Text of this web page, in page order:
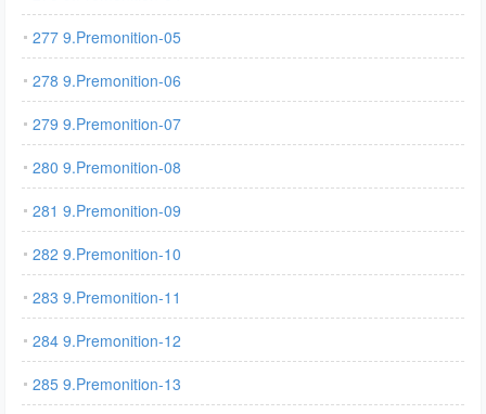
277 9.Premonition-05
278 9.Premonition-06
279 9.Premonition-07
280 9.Premonition-08
281 9.Premonition-09
282 9.Premonition-10
283 9.Premonition-11
284 9.Premonition-12
285 9.Premonition-13